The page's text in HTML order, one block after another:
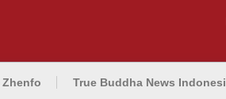
Zhenfo True Buddha News Indonesi